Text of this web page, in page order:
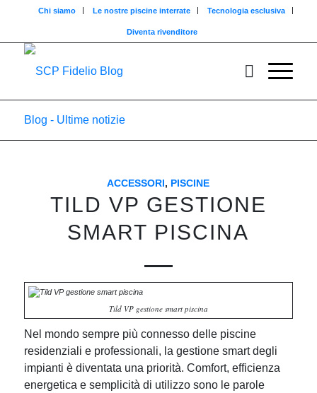
Chi siamo Le nostre piscine interrate Tecnologia esclusiva
Diventa rivenditore
Blog - Ultime notizie
ACCESSORI, PISCINE
TILD VP GESTIONE
SMART PISCINA
Tild VP gestione smart piscina
Nel mondo sempre più connesso delle piscine
residenziali e professionali, la gestione smart degli
impianti è diventata una priorità. Comfort, efficienza
energetica e semplicità di utilizzo sono le parole